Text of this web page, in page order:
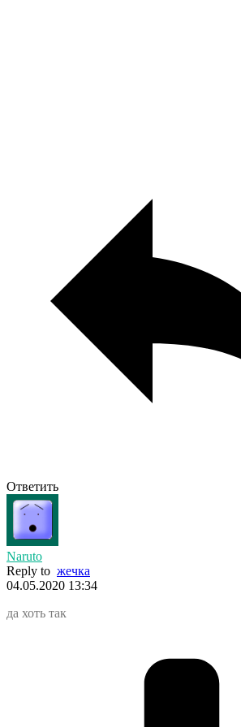
Ответить
Naruto
Reply to жечка
04.05.2020 13:34
да хоть так